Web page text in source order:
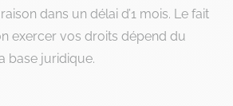
dans un délai d’1 mois. Le fait
exercer vos droits dépend du
base juridique.